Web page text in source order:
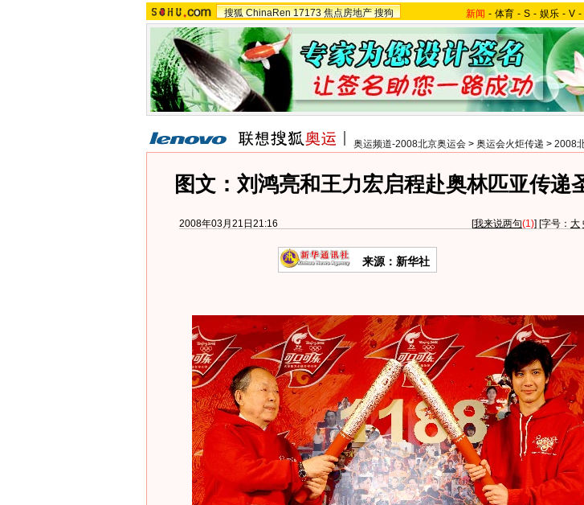
搜狐 ChinaRen 17173 焦点房地产 搜狗 新闻 - 体育 - S - 娱乐 - V -
奥运频道-2008北京奥运会 > 奥运会火炬传递 > 2008
图文：刘鸿亮和王力宏启程赴奥林匹亚传递
2008年03月21日21:16 [我来说两句(1)] [字号： 大
来源：新华社